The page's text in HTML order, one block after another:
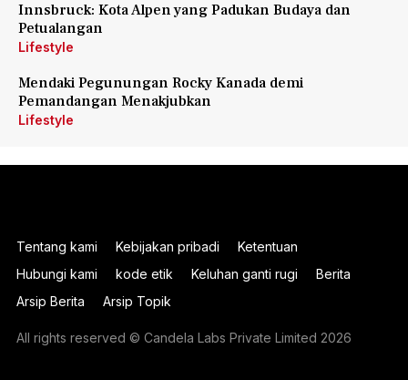
Innsbruck: Kota Alpen yang Padukan Budaya dan
Petualangan
Lifestyle
Mendaki Pegunungan Rocky Kanada demi
Pemandangan Menakjubkan
Lifestyle
Tentang kami Kebijakan pribadi
Ketentuan
Hubungi kami
kode etik Keluhan ganti rugi
Berita
Arsip Berita
Arsip Topik
All rights reserved © Candela Labs Private Limited 2026